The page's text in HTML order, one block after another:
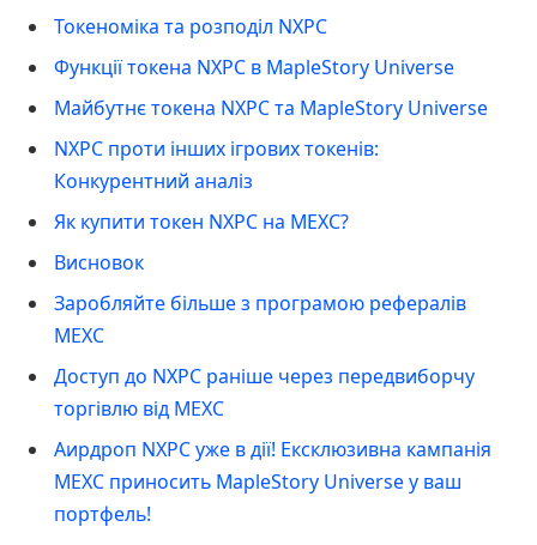
Токеноміка та розподіл NXPC
Функції токена NXPC в MapleStory Universe
Майбутнє токена NXPC та MapleStory Universe
NXPC проти інших ігрових токенів:
Конкурентний аналіз
Як купити токен NXPC на MEXC?
Висновок
Заробляйте більше з програмою рефералів
MEXC
Доступ до NXPC раніше через передвиборчу
торгівлю від MEXC
Аирдроп NXPC уже в дії! Ексклюзивна кампанія
MEXC приносить MapleStory Universe у ваш
портфель!